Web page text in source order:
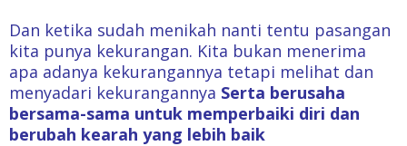
Dan ketika sudah menikah nanti tentu pasangan
kita punya kekurangan. Kita bukan menerima
apa adanya kekurangannya tetapi melihat dan
menyadari kekurangannya Serta berusaha
bersama-sama untuk memperbaiki diri dan
berubah kearah yang lebih baik